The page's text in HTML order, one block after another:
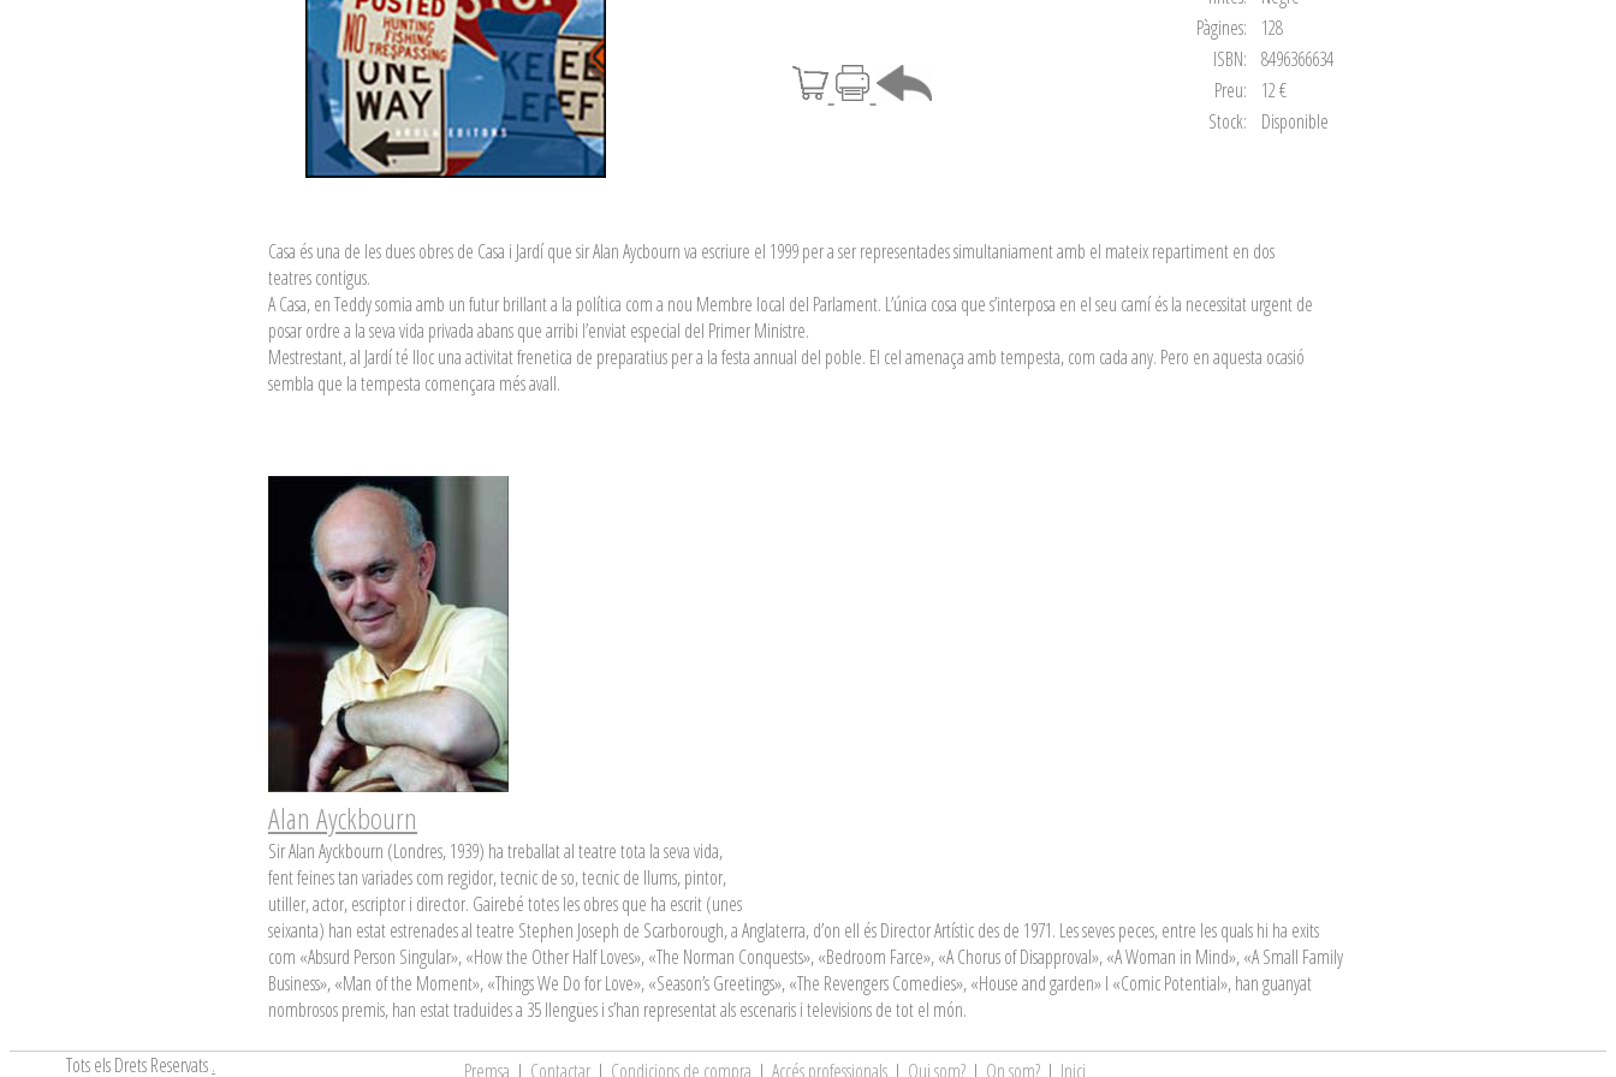
Pàgines:
128
ISBN: 8496366634
Preu:
12 €
Stock:
Disponible
Casa és una de les dues obres de Casa i Jardí que sir Alan Aycbourn va escriure el 1999 per a ser representades simultaniament amb el mateix repartiment en dos
teatres contigus.
A Casa, en Teddy somia amb un futur brillant a la política com a nou Membre local del Parlament. L’única cosa que s’interposa en el seu camí és la necessitat urgent de
posar ordre a la seva vida privada abans que arribi l’enviat especial del Primer Ministre.
Mestrestant, al Jardí té lloc una activitat frenetica de preparatius per a la festa annual del poble. El cel amenaça amb tempesta, com cada any. Pero en aquesta ocasió
sembla que la tempesta començara més avall.
Alan Ayckbourn
Sir Alan Ayckbourn (Londres, 1939) ha treballat al teatre tota la seva vida,
fent feines tan variades com regidor, tecnic de so, tecnic de llums, pintor,
utiller, actor, escriptor i director. Gairebé totes les obres que ha escrit (unes
seixanta) han estat estrenades al teatre Stephen Joseph de Scarborough, a Anglaterra, d’on ell és Director Artístic des de 1971. Les seves peces, entre les quals hi ha exits
com «Absurd Person Singular», «How the Other Half Loves», «The Norman Conquests», «Bedroom Farce», «A Chorus of Disapproval», «A Woman in Mind», «A Small Family
Business», «Man of the Moment», «Things We Do for Love», «Season’s Greetings», «The Revengers Comedies», «House and garden» I «Comic Potential», han guanyat
nombrosos premis, han estat traduides a 35 llengües i s’han representat als escenaris i televisions de tot el món.
Tots els Drets Reservats. Premsa | Contactar | Condicions de compra | Accés professionals | Qui som? | On som? | Inici